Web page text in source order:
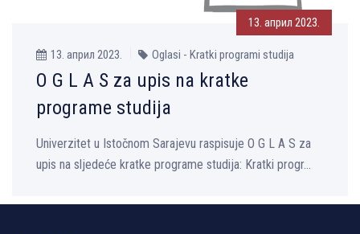
13. април 2023.
13. април 2023. Oglasi - Kratki programi studija
O G L A S za upis na kratke
programe studija
Univerzitet u Istočnom Sarajevu raspisuje O G L A S za
upis na sljedeće kratke programe studija: Kratki progr...